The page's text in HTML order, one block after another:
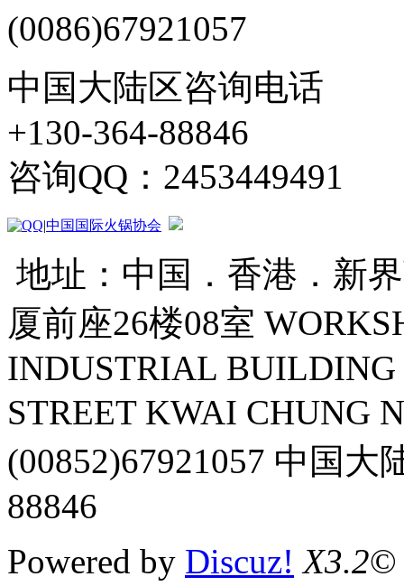
(0086)67921057
中国大陆区咨询电话
+130-364-88846
咨询QQ：2453449491
|中国国际火锅协会
地址：中国．香港．新
厦前座26楼08室
INDUSTRIAL BUILDING
STREET KWAI
(00852)67921057 中国大
88846
Powered by Discuz! X3.2©